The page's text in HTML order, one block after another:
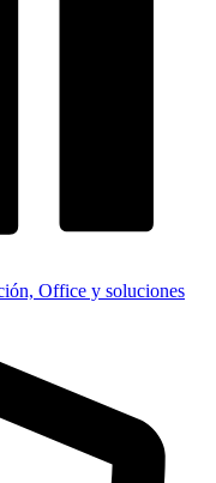
Office y soluciones